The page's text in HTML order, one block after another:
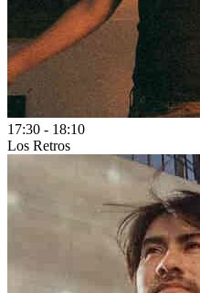
17:30 - 18:10
Los Retros